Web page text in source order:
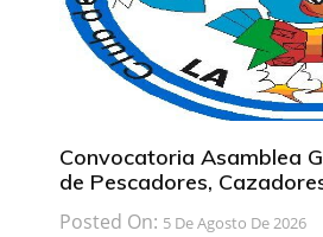
Convocatoria Asamblea
de Pescadores,
Posted On: 5 De Agosto De 2026